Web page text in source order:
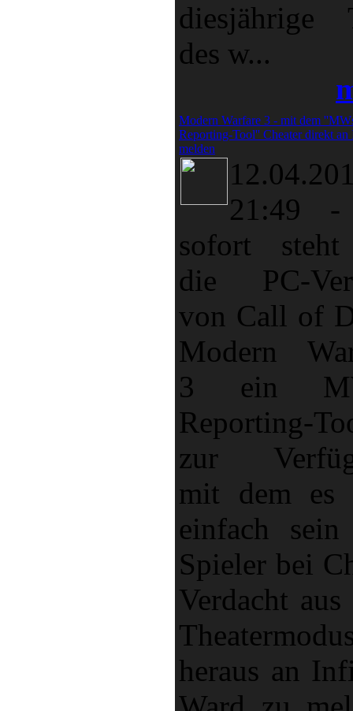
diesjährige
des w...
Modern Warfare 3 - mit dem
Reporting-Tool'' Cheater direkt an
melden
21:49
sofort
die PC-
von Call of
Modern
3 ein
Reporting-
zur
mit dem es
einfach
Spieler bei
Verdacht aus
heraus an